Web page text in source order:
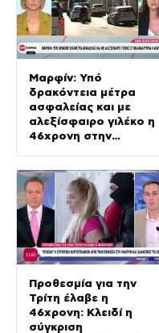
Μαρφίν: Υπό
δρακόντεια μέτρα
ασφαλείας και με
αλεξίσφαιρο γιλέκο η
46χρονη στην
Προθεσμία για την
Τρίτη έλαβε η
46χρονη: Κλειδί η
σύγκριση